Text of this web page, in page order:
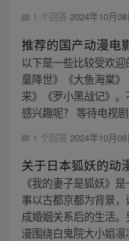
1 个回答 2024年10月
推荐的国产动漫电
以下是一些比较受欢
童降世》《大鱼海棠
来》《罗小黑战记》
感兴趣呢？ 等待电视
1 个回答 2024年10月
关于日本狐妖的动
《我的妻子是狐妖》
事以古都京都为背景
成婚姻关系后的生活
漫围绕白鬼院大小姐